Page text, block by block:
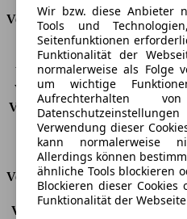
Verbrauch
CO2 Emissionen*
180 g/km
Verbrauch (Stadt)
10,9 l/
Verbrauch (Land)
6,2 l/100km
Verbrauch (komb.)* 7,9 l/100km
Schadstoffklasse
EU6
Tankinhalt
60 l
Versicherungsklassen
Vollkasko
Wir bzw. diese Anbieter
Tools und
Seitenfunktionen
Funktionalität der
normalerweise als Folge
um wichtige
Aufrechterhalten
Verwendung dieser
kann normalerweise
Allerdings können
ähnliche Tools blockieren
Blockieren dieser
Funktionalität der